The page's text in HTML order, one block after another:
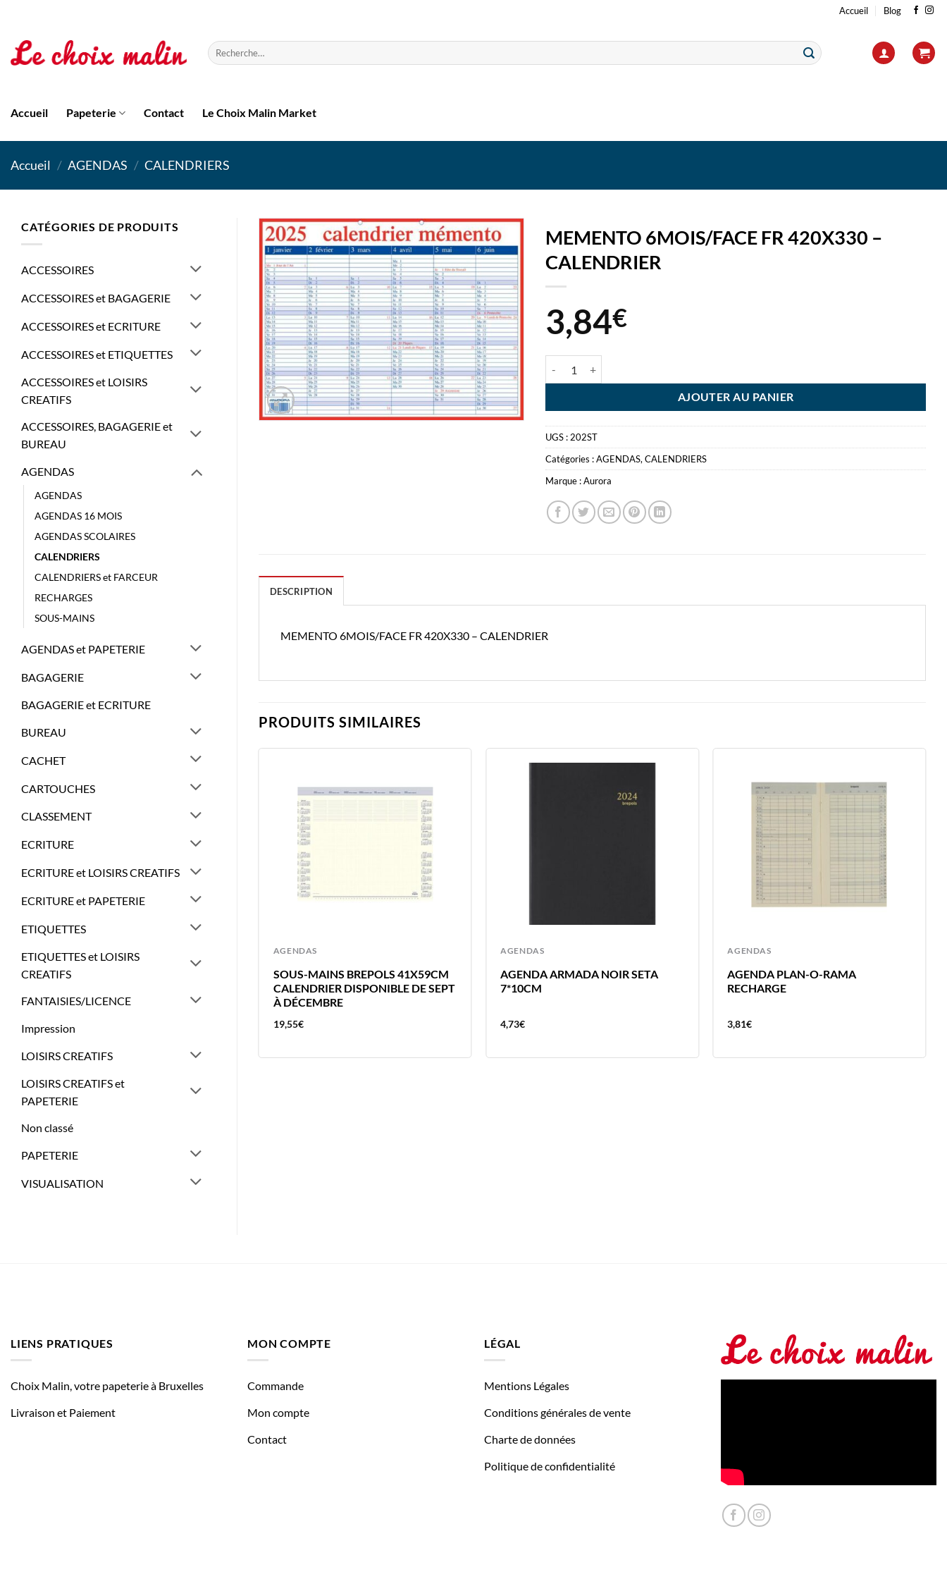
contenu
Accueil Blog
Recherche
pour :
Accueil Papeterie Contact Le Choix Malin Market
Accueil / AGENDAS / CALENDRIERS
CATÉGORIES DE PRODUITS
ACCESSOIRES
ACCESSOIRES et BAGAGERIE
ACCESSOIRES et ECRITURE
ACCESSOIRES et ETIQUETTES
ACCESSOIRES et LOISIRS
CREATIFS
ACCESSOIRES, BAGAGERIE et
BUREAU
AGENDAS
AGENDAS
AGENDAS 16 MOIS
AGENDAS SCOLAIRES
CALENDRIERS
CALENDRIERS et FARCEUR
RECHARGES
SOUS-MAINS
AGENDAS et PAPETERIE
BAGAGERIE
BAGAGERIE et ECRITURE
BUREAU
CACHET
CARTOUCHES
CLASSEMENT
ECRITURE
ECRITURE et LOISIRS CREATIFS
ECRITURE et PAPETERIE
ETIQUETTES
ETIQUETTES et LOISIRS
CREATIFS
FANTAISIES/LICENCE
Impression
LOISIRS CREATIFS
LOISIRS CREATIFS et
PAPETERIE
Non classé
PAPETERIE
VISUALISATION
MEMENTO 6MOIS/FACE FR 420X330 –
CALENDRIER
3,84€
AJOUTER AU PANIER
UGS : 202ST
Catégories :AGENDAS,CALENDRIERS
Marque :Aurora
DESCRIPTION
MEMENTO 6MOIS/FACE FR 420X330 – CALENDRIER
PRODUITS SIMILAIRES
AGENDAS
SOUS-MAINS BREPOLS 41X59CM
CALENDRIER DISPONIBLE DE SEPT
À DÉCEMBRE
19,55€
AGENDAS
AGENDA ARMADA NOIR SETA
7*10CM
4,73€
AGENDAS
AGENDA PLAN-O-RAMA
RECHARGE
3,81€
BREFAX 7 – RECHARGE SEMAINIER
21,49
LIENS PRATIQUES
Choix Malin, votre papeterie à Bruxelles
Livraison et Paiement
MON COMPTE
Commande
Mon compte
Contact
LÉGAL
Mentions Légales
Conditions générales de vente
Charte de données
Politique de confidentialité